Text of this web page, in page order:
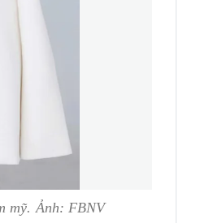
mỹ. Ảnh: FBNV